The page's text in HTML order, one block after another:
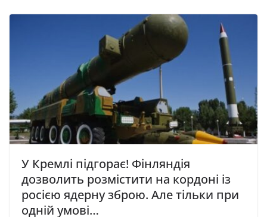
У Кремлі підгорає! Фінляндія
дозволить розмістити на кордоні із
росією ядерну зброю. Але тільки при
одній умові…